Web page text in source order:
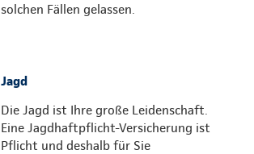
solchen Fällen gelassen.
Jagd
Die Jagd ist Ihre große Leidenschaft.
Eine Jagdhaftpflicht-Versicherung ist
Pflicht und deshalb für Sie